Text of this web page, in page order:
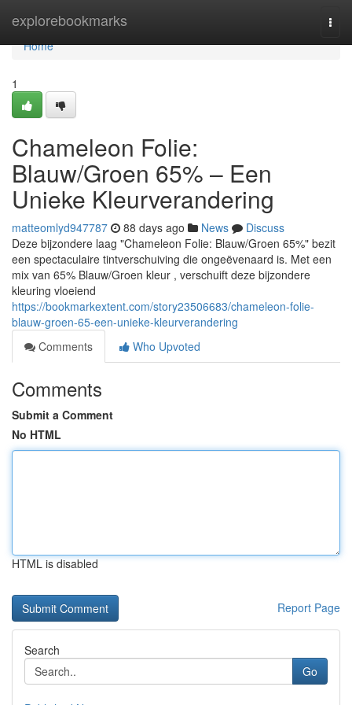
explorebookmarks
Home
Home
1
Chameleon Folie:
Blauw/Groen 65% – Een
Unieke Kleurverandering
matteomlyd947787 88 days ago News
Discuss
Deze bijzondere laag "Chameleon Folie: Blauw/Groen 65%" bezit
een spectaculaire tintverschuiving die ongeëvenaard is. Met een
mix van 65% Blauw/Groen kleur , verschuift deze bijzondere
kleuring vloeiend
https://bookmarkextent.com/story23506683/chameleon-folie-
blauw-groen-65-een-unieke-kleurverandering
Comments
Who Upvoted
Comments
Submit a Comment
No HTML
HTML is disabled
Report Page
Search
Go